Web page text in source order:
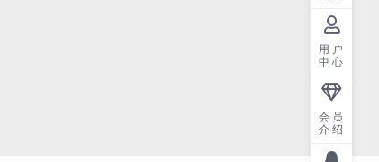
用户
中心
会员
介绍